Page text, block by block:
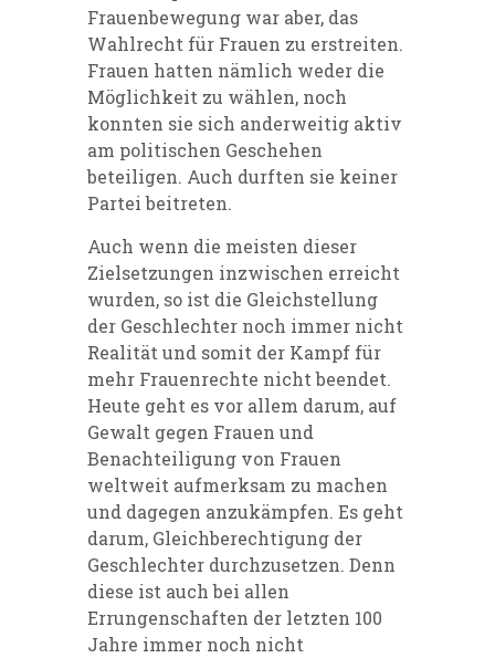
Frauenbewegung war aber, das
Wahlrecht für Frauen zu erstreiten.
Frauen hatten nämlich weder die
Möglichkeit zu wählen, noch
konnten sie sich anderweitig aktiv
am politischen Geschehen
beteiligen. Auch durften sie keiner
Partei beitreten.
Auch wenn die meisten dieser
Zielsetzungen inzwischen erreicht
wurden, so ist die Gleichstellung
der Geschlechter noch immer nicht
Realität und somit der Kampf für
mehr Frauenrechte nicht beendet.
Heute geht es vor allem darum, auf
Gewalt gegen Frauen und
Benachteiligung von Frauen
weltweit aufmerksam zu machen
und dagegen anzukämpfen. Es geht
darum, Gleichberechtigung der
Geschlechter durchzusetzen. Denn
diese ist auch bei allen
Errungenschaften der letzten 100
Jahre immer noch nicht